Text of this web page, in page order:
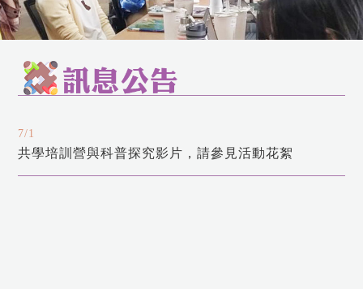
7/1
共學培訓營與科普探究影片，請參見活動花絮